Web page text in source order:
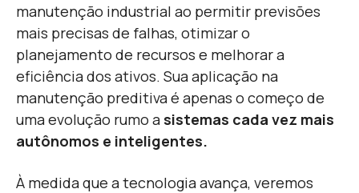
manutenção industrial ao permitir previsões
mais precisas de falhas, otimizar o
planejamento de recursos e melhorar a
eficiência dos ativos. Sua aplicação na
manutenção preditiva é apenas o começo de
uma evolução rumo a sistemas cada vez mais
autônomos e inteligentes.
À medida que a tecnologia avança, veremos